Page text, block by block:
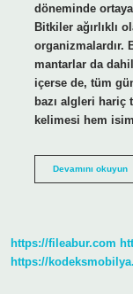
döneminde
Bitkiler ağırlıklı
organizmalardır.
mantarlar da
içerse de, tüm
bazı algleri
kelimesi hem
Devamını okuyun
https://fileabur.com
https://